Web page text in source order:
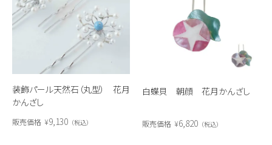
装飾パール天然石（丸型） 花月
かんざし
販売価格 ¥9,130 税込
白蝶貝 朝顔 花月かんざし
販売価格 ¥6,820 税込